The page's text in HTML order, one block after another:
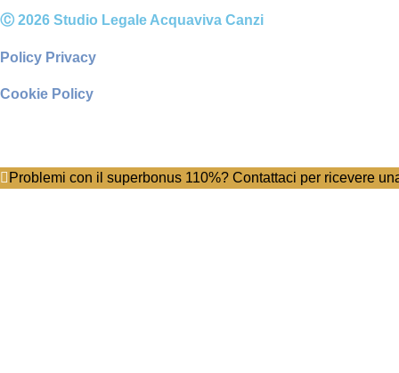
Ⓒ 2026 Studio Legale Acquaviva Canzi
Policy Privacy
Cookie Policy
Problemi con il superbonus 110%? Contattaci per ricevere